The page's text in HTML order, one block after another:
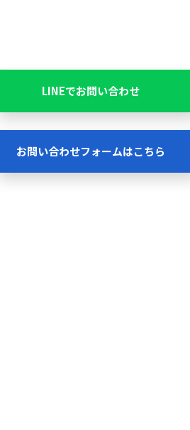
LINEでお問い合わせ
お問い合わせフォームはこちら